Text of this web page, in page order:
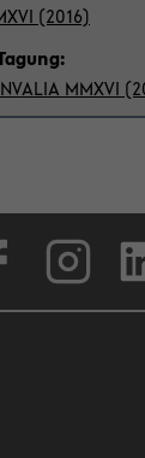
(2016)
MMXVI
Face­book